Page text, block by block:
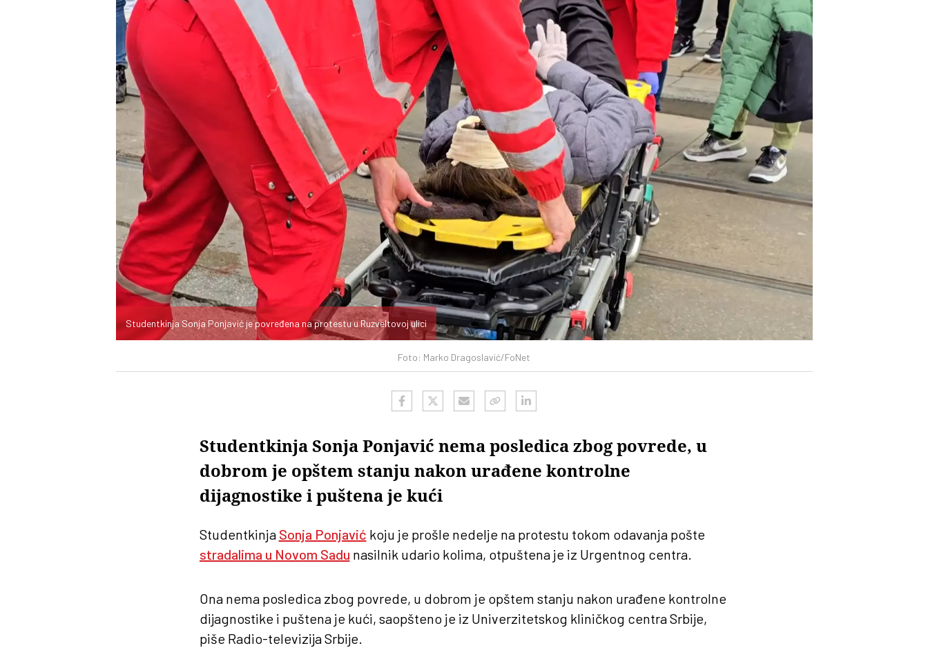
Foto: Marko Dragoslavić/FoNet
Studentkinja Sonja Ponjavić je povređena na protestu u Ruzveltovoj ulici
Studentkinja Sonja Ponjavić nema posledica zbog povrede, u
dobrom je opštem stanju nakon urađene kontrolne
dijagnostike i puštena je kući
Studentkinja Sonja Ponjavić koju je prošle nedelje na protestu tokom odavanja pošte
stradalima u Novom Sadu nasilnik udario kolima, otpuštena je iz Urgentnog centra.
Ona nema posledica zbog povrede, u dobrom je opštem stanju nakon urađene kontrolne
dijagnostike i puštena je kući, saopšteno je iz Univerzitetskog kliničkog centra Srbije,
piše Radio-televizija Srbije.